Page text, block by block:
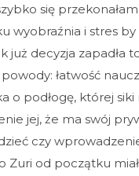
się
wyobraźnia i stres
już decyzja zapadła
łatwość
o podłogę, której siki
jej, że ma swój
czy
Zuri od początku